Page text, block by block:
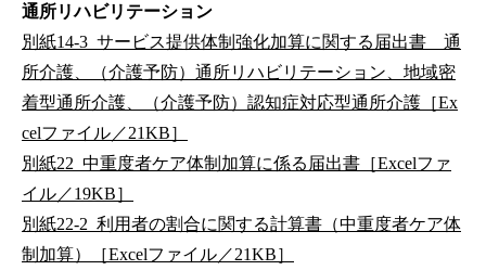
通所リハビリテーション
別紙14-3_サービス提供体制強化加算に関する届出書 通
所介護、（介護予防）通所リハビリテーション、地域密
着型通所介護、（介護予防）認知症対応型通所介護［Ex
celファイル／21KB］
別紙22_中重度者ケア体制加算に係る届出書［Excelファ
イル／19KB］
別紙22-2_利用者の割合に関する計算書（中重度者ケア体
制加算）［Excelファイル／21KB］